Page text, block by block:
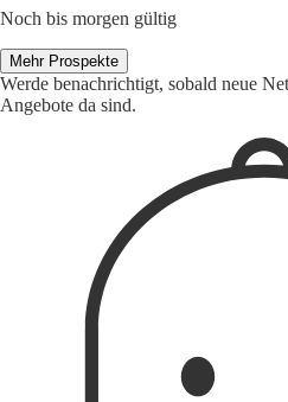
Noch bis morgen gültig
Mehr Prospekte
Werde benachrichtigt, sobald neue
Angebote da sind.